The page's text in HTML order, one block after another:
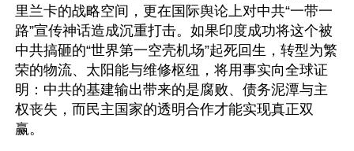
里兰卡的战略空间，更在国际舆论上对中共“一带一
路”宣传神话造成沉重打击。如果印度成功将这个被
中共搞砸的“世界第一空壳机场”起死回生，转型为繁
荣的物流、太阳能与维修枢纽，将用事实向全球证
明：中共的基建输出带来的是腐败、债务泥潭与主
权丧失，而民主国家的透明合作才能实现真正双
赢。